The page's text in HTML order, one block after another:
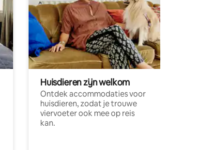
Huisdieren zijn welkom
Ontdek accommodaties voor
huisdieren, zodat je trouwe
viervoeter ook mee op reis
kan.